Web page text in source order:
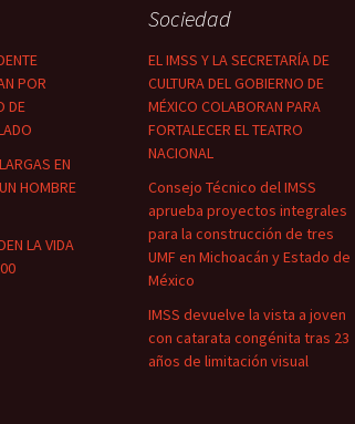
POR
DE
EN
HOMBRE
LA VIDA
Sociedad
EL IMSS Y LA SECRETARÍA DE
CULTURA DEL GOBIERNO DE
MÉXICO COLABORAN PARA
FORTALECER EL TEATRO
NACIONAL
Consejo Técnico del IMSS
aprueba proyectos integrales
para la construcción de tres
UMF en Michoacán y Estado de
México
IMSS devuelve la vista a joven
con catarata congénita tras 23
años de limitación visual